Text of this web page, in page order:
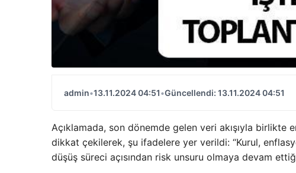
admin•13.11.2024 04:51•Güncellendi: 13.11.2024 04:51
Açıklamada, son dönemde gelen veri akışıyla birlikte
dikkat çekilerek, şu ifadelere yer verildi: “Kurul,
düşüş süreci açısından risk unsuru olmaya devam